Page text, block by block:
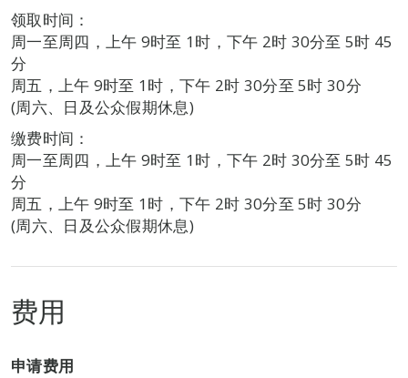
领取时间：
周一至周四，上午 9时至 1时，下午 2时 30分至 5时 45
分
周五，上午 9时至 1时，下午 2时 30分至 5时 30分
(周六、日及公众假期休息)
缴费时间：
周一至周四，上午 9时至 1时，下午 2时 30分至 5时 45
分
周五，上午 9时至 1时，下午 2时 30分至 5时 30分
(周六、日及公众假期休息)
费用
申请费用